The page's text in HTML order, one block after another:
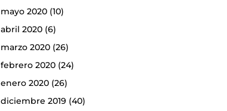
mayo 2020(10)
abril 2020(6)
marzo 2020(26)
febrero 2020(24)
enero 2020(26)
diciembre 2019 (40)